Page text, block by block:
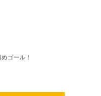
ゴール！